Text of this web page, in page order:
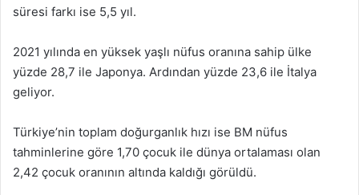
süresi farkı ise 5,5 yıl.
2021 yılında en yüksek yaşlı nüfus oranına sahip ülke
yüzde 28,7 ile Japonya. Ardından yüzde 23,6 ile İtalya
geliyor.
Türkiye’nin toplam doğurganlık hızı ise BM nüfus
tahminlerine göre 1,70 çocuk ile dünya ortalaması olan
2,42 çocuk oranının altında kaldığı görüldü.